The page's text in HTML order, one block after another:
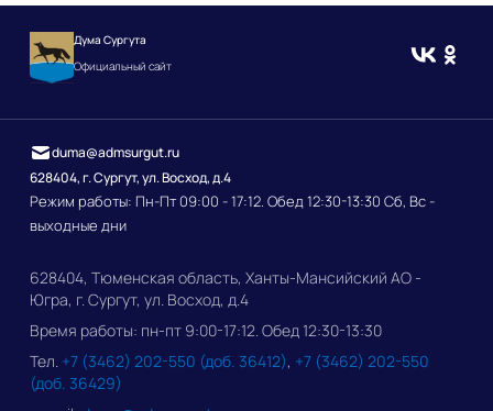
Дума Сургута
Официальный сайт
628404, г. Сургут, ул. Восход, д.4
Режим работы: Пн-Пт 09:00 - 17:12. Обед 12:30-13:30 Сб, Вс -
выходные дни
duma@admsurgut.ru
628404, Тюменская область, Ханты-Мансийский АО -
Югра, г. Сургут, ул. Восход, д.4
Время работы: пн-пт 9:00-17:12. Обед 12:30-13:30
Тел. +7 (3462) 202-550 (доб. 36412), +7 (3462) 202-550
(доб. 36429)